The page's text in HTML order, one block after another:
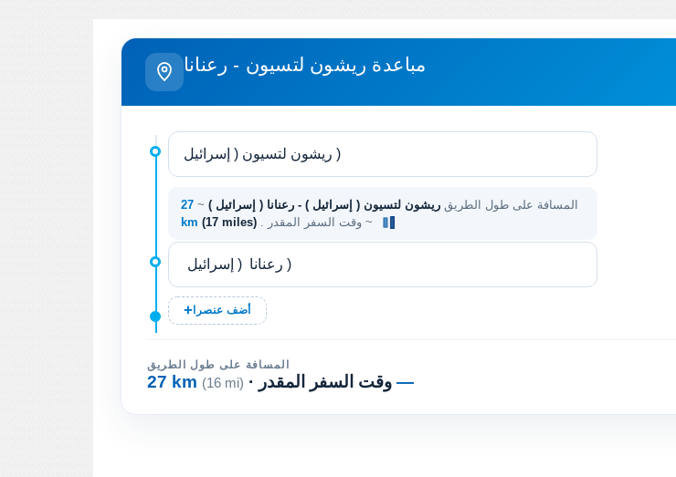
مباعدة ريشون لتسيون - رعنانا
المسافة على طول الطريق ريشون لتسيون ( إسرائيل ) - رعنانا ( إسرائيل ) ~
27
km (17 miles) . وقت السفر المقدر ~
أضف عنصرا
المسافة على طول الطريق
27 km (16 mi) —